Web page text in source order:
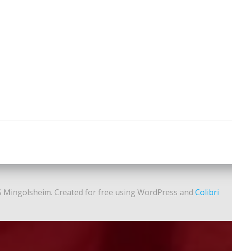
navigation
Mingolsheim. Created for free using WordPress and Colibri